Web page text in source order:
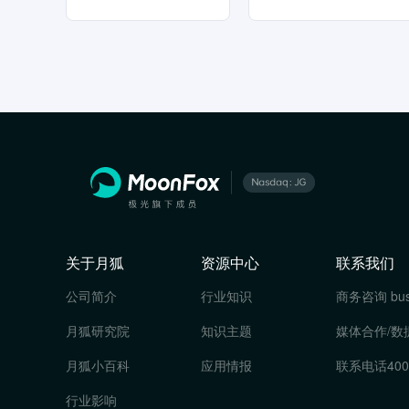
关于月狐
公司简介
月狐研究院
月狐小百科
行业影响
资源中心
行业知识
知识主题
应用情报
联系我们
商务咨询
媒体合作/数
联系电话